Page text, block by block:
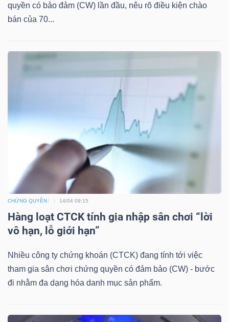
quyền có bảo đảm (CW) lần đầu, nêu rõ điều kiện chào
bán của 70...
CHỨNG QUYỀN 14/04 09:15
Hàng loạt CTCK tính gia nhập sân chơi “lời
vô hạn, lỗ giới hạn”
Nhiều công ty chứng khoán (CTCK) đang tính tới việc
tham gia sân chơi chứng quyền có đảm bảo (CW) - bước
đi nhằm đa dạng hóa danh mục sản phẩm.
THÔNG
TIN
DỊCH
TRUYỀN
THÔNG